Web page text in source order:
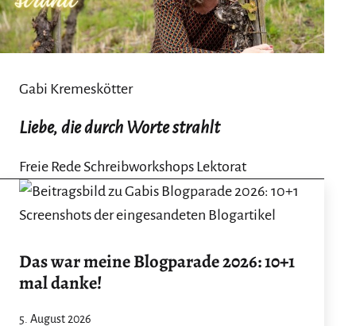
Gabi Kremeskötter
Liebe, die durch Worte strahlt
Freie Rede Schreibworkshops Lektorat
Das war meine Blogparade 2026: 10+1
mal danke!
5. August 2026